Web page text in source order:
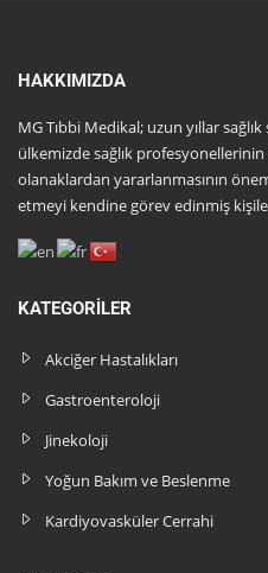
HAKKIMIZDA
MG Tıbbi Medikal; uzun yıllar
ülkemizde sağlık
olanaklardan yararlanmasının
etmeyi kendine görev edinmiş
KATEGORILER
Akciğer Hastalıkları
Gastroenteroloji
Jinekoloji
Yoğun Bakım ve Beslenme
Kardiyovasküler Cerrahi